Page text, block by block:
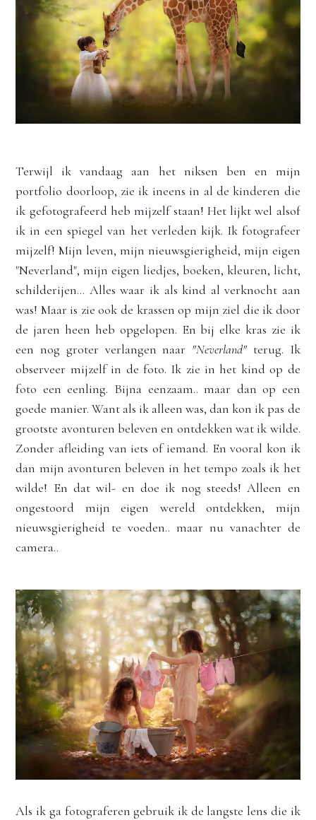
Terwijl ik vandaag aan het niksen ben en mijn
portfolio doorloop, zie ik ineens in al de kinderen die
ik gefotografeerd heb mijzelf staan! Het lijkt wel alsof
ik in een spiegel van het verleden kijk. Ik fotografeer
mijzelf! Mijn leven, mijn nieuwsgierigheid, mijn eigen
"Neverland", mijn eigen liedjes, boeken, kleuren, licht,
schilderijen... Alles waar ik als kind al verknocht aan
was! Maar is zie ook de krassen op mijn ziel die ik door
de jaren heen heb opgelopen. En bij elke kras zie ik
een nog groter verlangen naar "Neverland" terug. Ik
observeer mijzelf in de foto. Ik zie in het kind op de
foto een eenling. Bijna eenzaam.. maar dan op een
goede manier. Want als ik alleen was, dan kon ik pas de
grootste avonturen beleven en ontdekken wat ik wilde.
Zonder afleiding van iets of iemand. En vooral kon ik
dan mijn avonturen beleven in het tempo zoals ik het
wilde! En dat wil- en doe ik nog steeds! Alleen en
ongestoord mijn eigen wereld ontdekken, mijn
nieuwsgierigheid te voeden.. maar nu vanachter de
camera..
Als ik ga fotograferen gebruik ik de langste lens die ik